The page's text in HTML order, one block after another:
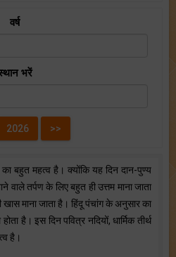
वर्ष
भरें
का बहुत महत्व है। क्योंकि यह दिन दान-पुण्य
वाले तर्पण के लिए बहुत ही उत्तम माना जाता
माना जाता है। हिंदू पंचांग के अनुसार का
है। इस दिन पवित्र नदियों, धार्मिक तीर्थ
है।